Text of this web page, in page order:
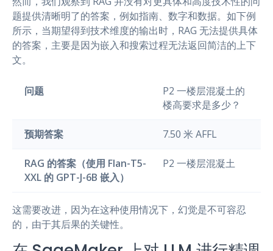
题提供清晰明了的答案，例如指南、数字和数据。如下例
所示，当期望得到技术维度的输出时，RAG 无法提供具体
的答案，主要是因为嵌入和搜索过程无法返回简洁的上下
文。
问题
P2 一楼层混凝土的
楼高要求是多少？
预期答案 7.50 米 AFFL
RAG 的答案（使用 Flan-T5-
XXL 的 GPT-J-6B 嵌入）
P2 一楼层混凝土
这需要改进，因为在这种使用情况下，幻觉是不可容忍
的，由于其后果的关键性。